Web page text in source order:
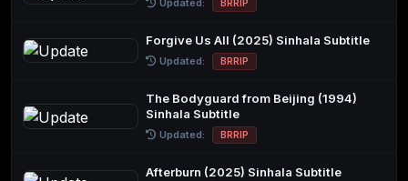
Updated: BRRIP
Forgive Us All (2025) Sinhala Subtitle
Updated: BRRIP
The Bodyguard from Beijing (1994)
Sinhala Subtitle
Updated: BRRIP
Afterburn (2025) Sinhala Subtitle